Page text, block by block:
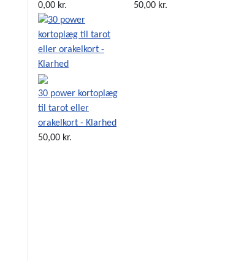
0,00 kr.
50,00 kr.
30 power kortoplæg
til tarot eller
orakelkort - Klarhed
50,00 kr.